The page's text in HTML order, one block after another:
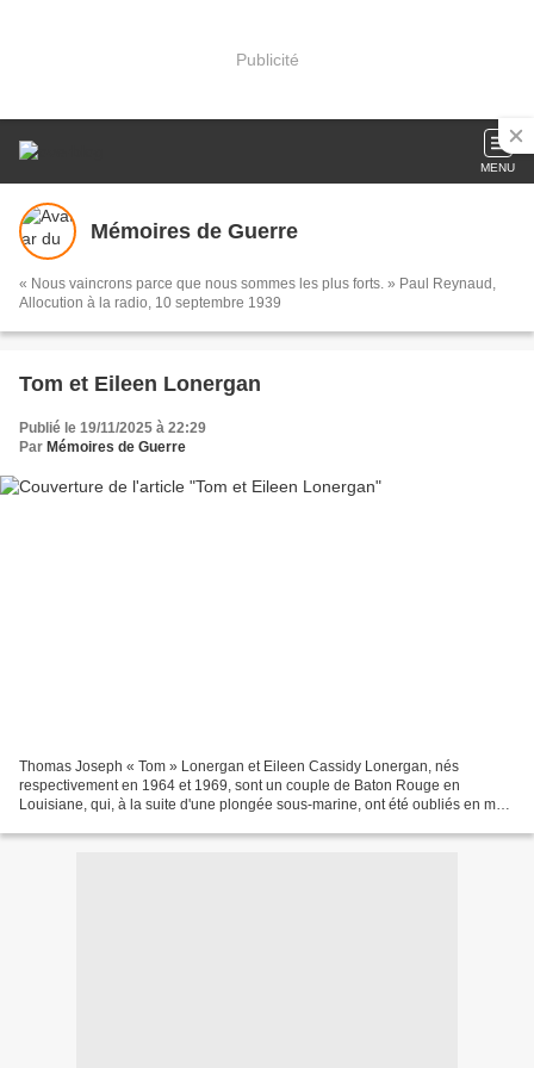
Publicité
MENU
Mémoires de Guerre
« Nous vaincrons parce que nous sommes les plus forts. » Paul Reynaud,
Allocution à la radio, 10 septembre 1939
Tom et Eileen Lonergan
Publié le 19/11/2025 à 22:29
Par Mémoires de Guerre
Thomas Joseph « Tom » Lonergan et Eileen Cassidy Lonergan, nés
respectivement en 1964 et 1969, sont un couple de Baton Rouge en
Louisiane, qui, à la suite d'une plongée sous-marine, ont été oubliés en mer